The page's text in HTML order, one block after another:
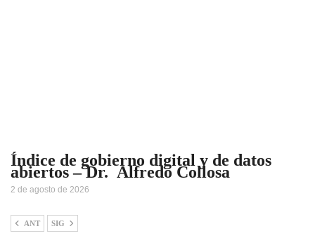
Índice de gobierno digital y de datos
abiertos – Dr. Alfredo Collosa
2 de agosto de 2026
ANT SIG